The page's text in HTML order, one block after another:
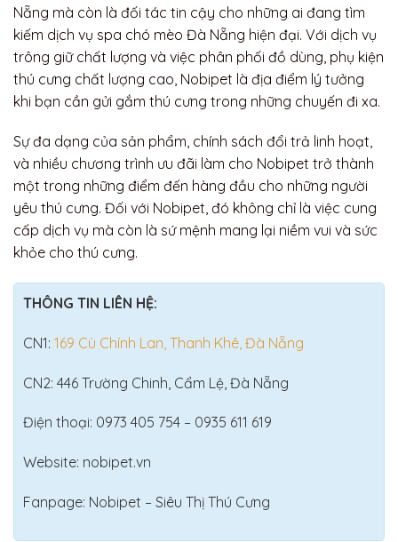
Nẵng mà còn là đối tác tin cậy cho những ai đang tìm
kiếm dịch vụ spa chó mèo Đà Nẵng hiện đại. Với dịch vụ
trông giữ chất lượng và việc phân phối đồ dùng, phụ kiện
thú cưng chất lượng cao, Nobipet là địa điểm lý tưởng
khi bạn cần gửi gắm thú cưng trong những chuyến đi xa.
Sự đa dạng của sản phẩm, chính sách đổi trả linh hoạt,
và nhiều chương trình ưu đãi làm cho Nobipet trở thành
một trong những điểm đến hàng đầu cho những người
yêu thú cưng. Đối với Nobipet, đó không chỉ là việc cung
cấp dịch vụ mà còn là sứ mệnh mang lại niềm vui và sức
khỏe cho thú cưng.
THÔNG TIN LIÊN HỆ:
CN1: 169 Cù Chính Lan, Thanh Khê, Đà Nẵng
CN2: 446 Trường Chinh, Cẩm Lệ, Đà Nẵng
Điện thoại: 0973 405 754 – 0935 611 619
Website: nobipet.vn
Fanpage: Nobipet – Siêu Thị Thú Cưng